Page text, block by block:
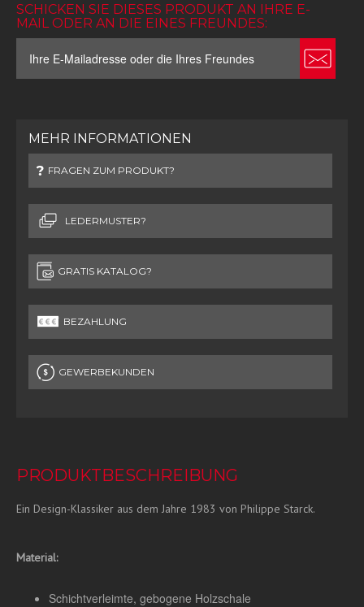
SCHICKEN SIE DIESES PRODUKT AN IHRE E-
MAIL ODER AN DIE EINES FREUNDES:
MEHR INFORMATIONEN
FRAGEN ZUM PRODUKT?
LEDERMUSTER?
GRATIS KATALOG?
BEZAHLUNG
GEWERBEKUNDEN
PRODUKTBESCHREIBUNG
Ein Design-Klassiker aus dem Jahre 1983 von Philippe Starck.
Material:
Schichtverleimte, gebogene Holzschale